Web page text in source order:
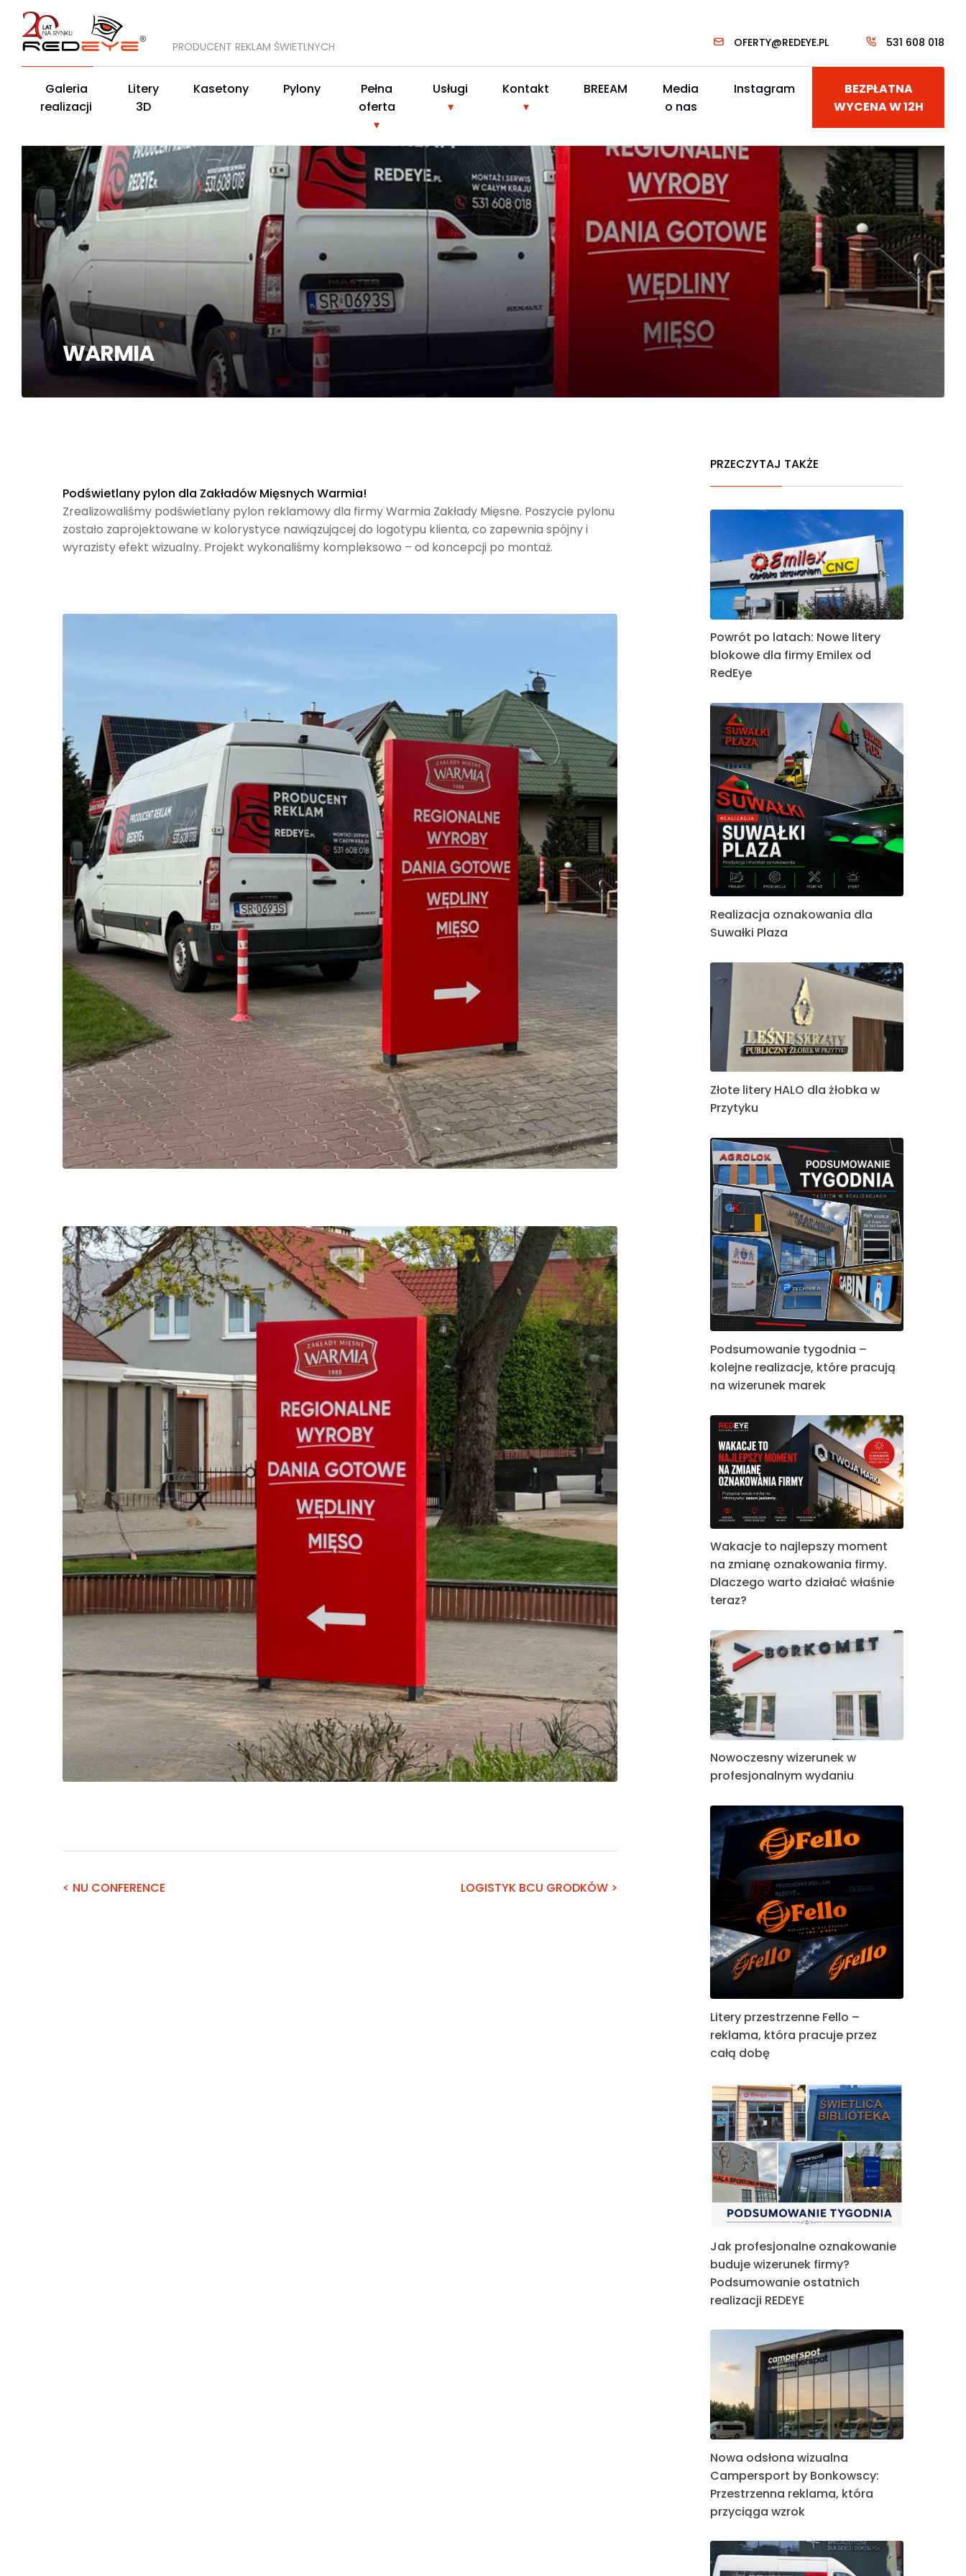
PRODUCENT REKLAM ŚWIETLNYCH 531 608 018
OFERTY@REDEYE.PL
Galeria
realizacji
Litery
3D
Kasetony Pylony
Pełna
oferta
Usługi Kontakt BREEAM
Media
o nas
Instagram
BEZPŁATNA
WYCENA W 12H
WARMIA
Podświetlany pylon dla Zakładów Mięsnych Warmia!
Zrealizowaliśmy podświetlany pylon reklamowy dla firmy Warmia Zakłady Mięsne. Poszycie pylonu
zostało zaprojektowane w kolorystyce nawiązującej do logotypu klienta, co zapewnia spójny i
wyrazisty efekt wizualny. Projekt wykonaliśmy kompleksowo – od koncepcji po montaż.
< NU CONFERENCE LOGISTYK BCU GRODKÓW >
PRZECZYTAJ TAKŻE
Powrót po latach: Nowe litery
blokowe dla firmy Emilex od
RedEye
Realizacja oznakowania dla
Suwałki Plaza
Złote litery HALO dla żłobka w
Przytyku
Podsumowanie tygodnia –
kolejne realizacje, które pracują
na wizerunek marek
Wakacje to najlepszy moment
na zmianę oznakowania firmy.
Dlaczego warto działać właśnie
teraz?
Nowoczesny wizerunek w
profesjonalnym wydaniu
Litery przestrzenne Fello –
reklama, która pracuje przez
całą dobę
Jak profesjonalne oznakowanie
buduje wizerunek firmy?
Podsumowanie ostatnich
realizacji REDEYE
Nowa odsłona wizualna
Campersport by Bonkowscy:
Przestrzenna reklama, która
przyciąga wzrok